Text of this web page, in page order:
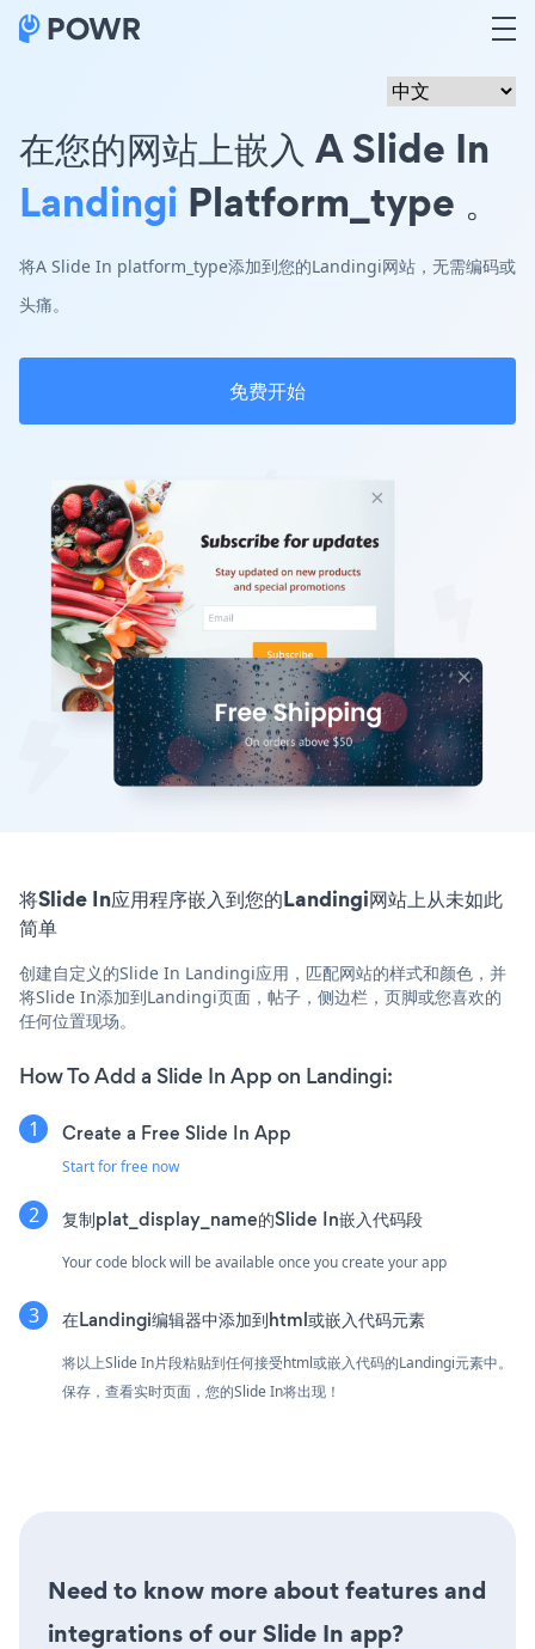
在您的网站上嵌入 A Slide In
Landingi Platform_type 。
将A Slide In platform_type添加到您的Landingi网站，无需编码或
头痛。
免费开始
将Slide In应用程序嵌入到您的Landingi网站上从未如此
简单
创建自定义的Slide In Landingi应用，匹配网站的样式和颜色，并
将Slide In添加到Landingi页面，帖子，侧边栏，页脚或您喜欢的
任何位置现场。
How To Add a Slide In App on Landingi:
Create a Free Slide In App
Start for free now
复制plat_display_name的Slide In嵌入代码段
Your code block will be available once you create your app
在Landingi编辑器中添加到html或嵌入代码元素
将以上Slide In片段粘贴到任何接受html或嵌入代码的Landingi元素中。
保存，查看实时页面，您的Slide In将出现！
Need to know more about features and
integrations of our Slide In app?